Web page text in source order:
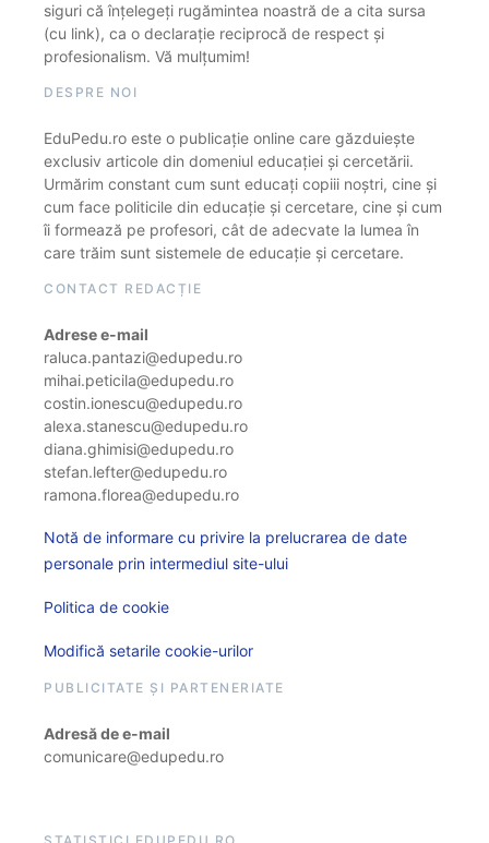
siguri că înțelegeți rugămintea noastră de a cita sursa
(cu link), ca o declarație reciprocă de respect și
profesionalism. Vă mulțumim!
DESPRE NOI
EduPedu.ro este o publicație online care găzduiește
exclusiv articole din domeniul educației și cercetării.
Urmărim constant cum sunt educați copiii noștri, cine și
cum face politicile din educație și cercetare, cine și cum
îi formează pe profesori, cât de adecvate la lumea în
care trăim sunt sistemele de educație și cercetare.
CONTACT REDACȚIE
Adrese e-mail
raluca.pantazi@edupedu.ro
mihai.peticila@edupedu.ro
costin.ionescu@edupedu.ro
alexa.stanescu@edupedu.ro
diana.ghimisi@edupedu.ro
stefan.lefter@edupedu.ro
ramona.florea@edupedu.ro
Notă de informare cu privire la prelucrarea de date
personale prin intermediul site-ului
Politica de cookie
Modifică setarile cookie-urilor
PUBLICITATE ȘI PARTENERIATE
Adresă de e-mail
comunicare@edupedu.ro